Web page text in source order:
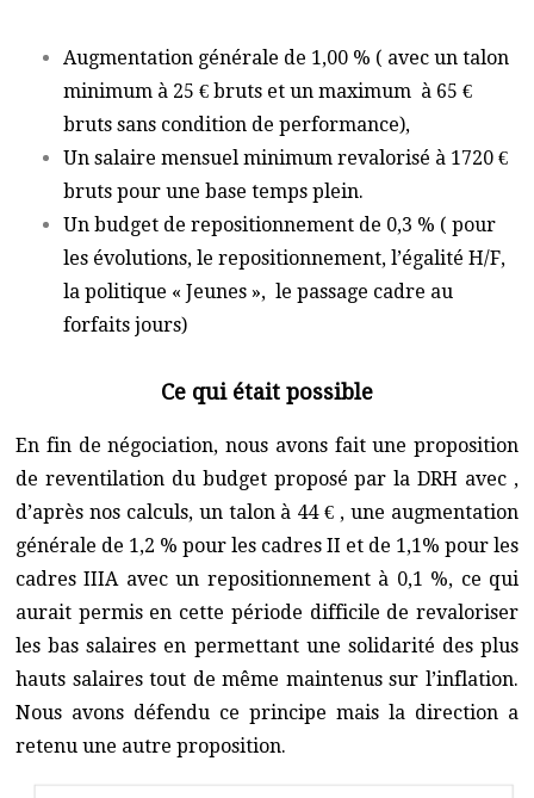
Augmentation générale de 1,00 % ( avec un talon
minimum à 25 € bruts et un maximum à 65 €
bruts sans condition de performance),
Un salaire mensuel minimum revalorisé à 1720 €
bruts pour une base temps plein.
Un budget de repositionnement de 0,3 % ( pour
les évolutions, le repositionnement, l’égalité H/F,
la politique « Jeunes », le passage cadre au
forfaits jours)
Ce qui était possible
En fin de négociation, nous avons fait une proposition
de reventilation du budget proposé par la DRH avec ,
d’après nos calculs, un talon à 44 € , une augmentation
générale de 1,2 % pour les cadres II et de 1,1% pour les
cadres IIIA avec un repositionnement à 0,1 %, ce qui
aurait permis en cette période difficile de revaloriser
les bas salaires en permettant une solidarité des plus
hauts salaires tout de même maintenus sur l’inflation.
Nous avons défendu ce principe mais la direction a
retenu une autre proposition.